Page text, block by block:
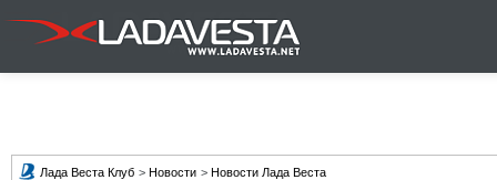
Лада Веста Клуб > Новости > Новости Лада Веста